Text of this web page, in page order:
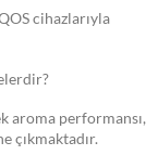
cihazlarıyla
aroma performansı,
çıkmaktadır.